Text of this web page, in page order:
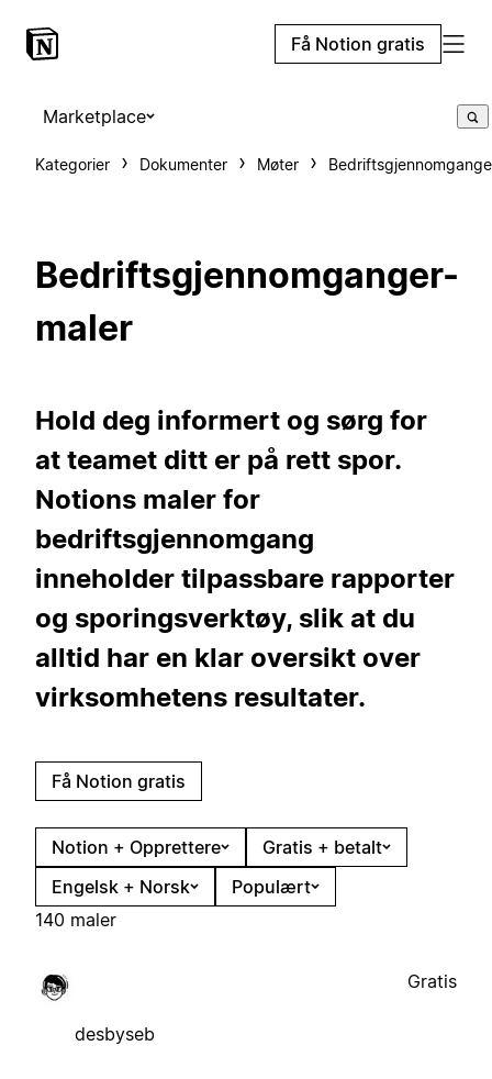
Få Notion gratis
Marketplace
Kategorier Dokumenter Møter
Bedriftsgjennomganger-
maler
Hold deg informert og sørg for
at teamet ditt er på rett spor.
Notions maler for
bedriftsgjennomgang
inneholder tilpassbare rapporter
og sporingsverktøy, slik at du
alltid har en klar oversikt over
virksomhetens resultater.
Få Notion gratis
Notion + Opprettere
Gratis + betalt
Engelsk + Norsk
Populært
140 maler
desbyseb
Gratis